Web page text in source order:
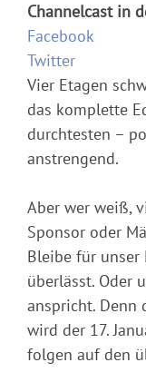
Channelcast in
Facebook
Twitter
Vier Etagen
das komplette
durchtesten –
anstrengend.
Aber wer weiß,
Sponsor oder
Bleibe für unser
überlässt. Oder
anspricht. Denn
wird der 17.
folgen auf den